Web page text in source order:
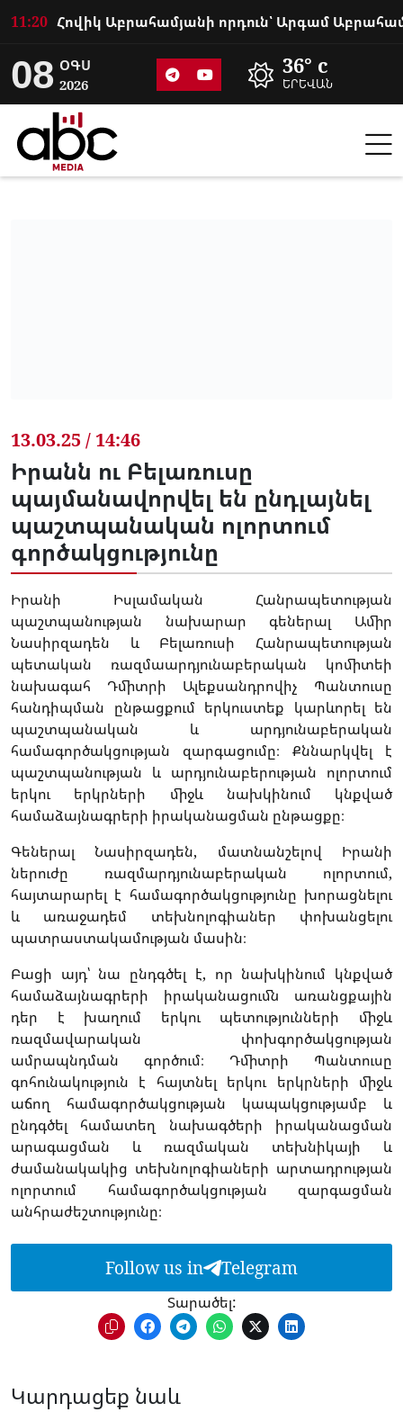
11:20
08 ՕԳՍ
2026
36° c
ԵՐԵՎԱՆ
13.03.25 / 14:46
Իրանն ու Բելառուսը
պայմանավորվել են ընդլայնել
պաշտպանական ոլորտում
գործակցությունը
Իրանի Իսլամական Հանրապետության
պաշտպանության նախարար գեներալ Ամիր
Նասիրզադեն և Բելառուսի Հանրապետության
պետական ռազմաարդյունաբերական կոմիտեի
նախագահ Դմիտրի Ալեքսանդրովիչ Պանտուսը
հանդիպման ընթացքում երկուստեք կարևորել են
պաշտպանական և արդյունաբերական
համագործակցության զարգացումը։ Քննարկվել է
պաշտպանության և արդյունաբերության ոլորտում
երկու երկրների միջև նախկինում կնքված
համաձայնագրերի իրականացման ընթացքը։
Գեներալ Նասիրզադեն, մատնանշելով Իրանի
ներուժը ռազմարդյունաբերական ոլորտում,
հայտարարել է համագործակցությունը խորացնելու
և առաջադեմ տեխնոլոգիաներ փոխանցելու
պատրաստակամության մասին։
Բացի այդ՝ նա ընդգծել է, որ նախկինում կնքված
համաձայնագրերի իրականացումն առանցքային
դեր է խաղում երկու պետությունների միջև
ռազմավարական փոխգործակցության
ամրապնդման գործում։ Դմիտրի Պանտուսը
գոհունակություն է հայտնել երկու երկրների միջև
աճող համագործակցության կապակցությամբ և
ընդգծել համատեղ նախագծերի իրականացման
արագացման և ռազմական տեխնիկայի և
ժամանակակից տեխնոլոգիաների արտադրության
ոլորտում համագործակցության զարգացման
անհրաժեշտությունը։
Follow us in Telegram
Տարածել:
Կարդացեք նաև